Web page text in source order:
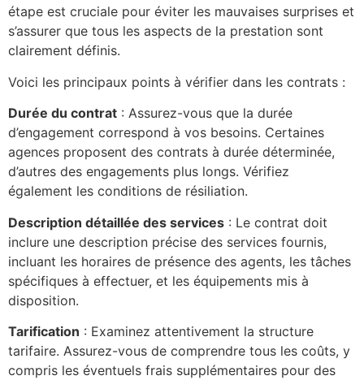
étape est cruciale pour éviter les mauvaises surprises et
s’assurer que tous les aspects de la prestation sont
clairement définis.
Voici les principaux points à vérifier dans les contrats :
Durée du contrat : Assurez-vous que la durée
d’engagement correspond à vos besoins. Certaines
agences proposent des contrats à durée déterminée,
d’autres des engagements plus longs. Vérifiez
également les conditions de résiliation.
Description détaillée des services : Le contrat doit
inclure une description précise des services fournis,
incluant les horaires de présence des agents, les tâches
spécifiques à effectuer, et les équipements mis à
disposition.
Tarification : Examinez attentivement la structure
tarifaire. Assurez-vous de comprendre tous les coûts, y
compris les éventuels frais supplémentaires pour des